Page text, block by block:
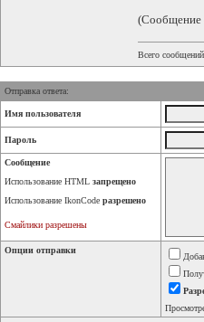
(Сообщение
Всего
Отправка ответа:
Имя пользователя
Пароль
Сообщение
Использование HTML запрещено
Использование IkonCode разрешено
Смайлики разрешены
Опции отправки